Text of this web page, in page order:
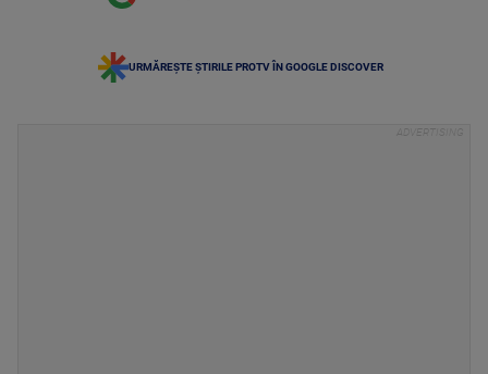
URMĂREȘTE ȘTIRILE PROTV ÎN GOOGLE DISCOVER